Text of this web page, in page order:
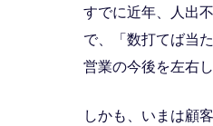
すでに近年、人出
で、「数打てば当
営業の今後を左右し
しかも、いまは顧